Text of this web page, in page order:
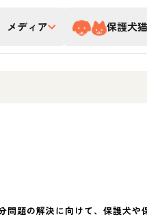
メディア 保護犬
題の解決に向けて、保護犬や